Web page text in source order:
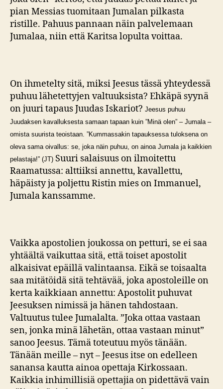
pian Messias tuomitaan Jumalan pilkasta
ristille. Pahuus pannaan näin palvelemaan
Jumalaa, niin että Karitsa lopulta voittaa.
On ihmetelty sitä, miksi Jeesus tässä yhteydessä
puhuu lähetettyjen valtuuksista? Ehkäpä syynä
on juuri tapaus Juudas Iskariot? Jeesus puhuu
Juudaksen kavalluksesta samaan tapaan kuin ”Minä olen” – Jumala –
omista suurista teoistaan. ”Kummassakin tapauksessa tuloksena on
oleva sama oivallus: se, joka näin puhuu, on ainoa Jumala ja kaikkien
pelastaja!” (JT) Suuri salaisuus on ilmoitettu
Raamatussa: alttiiksi annettu, kavallettu,
häpäisty ja poljettu Ristin mies on Immanuel,
Jumala kanssamme.
Vaikka apostolien joukossa on petturi, se ei saa
yhtäältä vaikuttaa sitä, että toiset apostolit
alkaisivat epäillä valintaansa. Eikä se toisaalta
saa mitätöidä sitä tehtävää, joka apostoleille on
kerta kaikkiaan annettu: Apostolit puhuvat
Jeesuksen nimissä ja hänen tahdostaan.
Valtuutus tulee Jumalalta. ”Joka ottaa vastaan
sen, jonka minä lähetän, ottaa vastaan minut”
sanoo Jeesus. Tämä toteutuu myös tänään.
Tänään meille – nyt – Jeesus itse on edelleen
sanansa kautta ainoa opettaja Kirkossaan.
Kaikkia inhimillisiä opettajia on pidettävä vain